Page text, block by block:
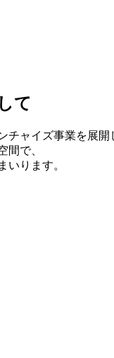
て
ャイズ事業を展開
間で、
いります。